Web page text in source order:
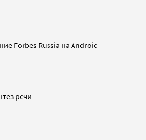
Forbes Russia на Android
речи